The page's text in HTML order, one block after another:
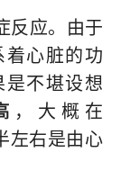
反应。由于
心脏的功
不堪设想
，大概在
左右是由心